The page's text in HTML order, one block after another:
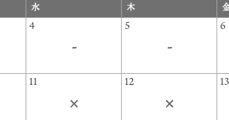
水 木
4
-
5
-
6
11
×
12
×
13